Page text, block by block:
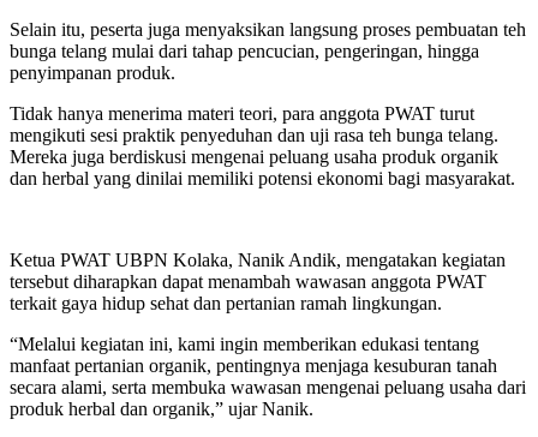
Selain itu, peserta juga menyaksikan langsung proses pembuatan teh
bunga telang mulai dari tahap pencucian, pengeringan, hingga
penyimpanan produk.
Tidak hanya menerima materi teori, para anggota PWAT turut
mengikuti sesi praktik penyeduhan dan uji rasa teh bunga telang.
Mereka juga berdiskusi mengenai peluang usaha produk organik
dan herbal yang dinilai memiliki potensi ekonomi bagi masyarakat.
Ketua PWAT UBPN Kolaka, Nanik Andik, mengatakan kegiatan
tersebut diharapkan dapat menambah wawasan anggota PWAT
terkait gaya hidup sehat dan pertanian ramah lingkungan.
“Melalui kegiatan ini, kami ingin memberikan edukasi tentang
manfaat pertanian organik, pentingnya menjaga kesuburan tanah
secara alami, serta membuka wawasan mengenai peluang usaha dari
produk herbal dan organik,” ujar Nanik.